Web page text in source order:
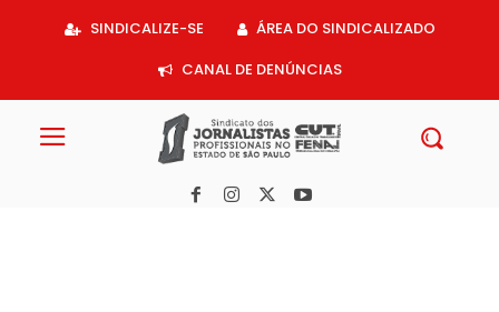
SINDICALIZE-SE
ÁREA DO SINDICALIZADO
CANAL DE DENÚNCIAS